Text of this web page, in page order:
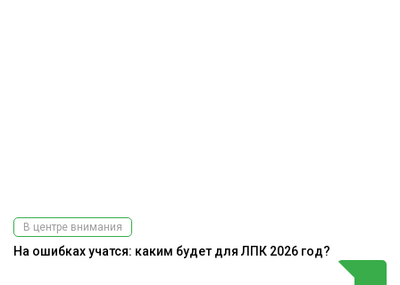
В центре внимания
На ошибках учатся: каким будет для ЛПК 2026 год?